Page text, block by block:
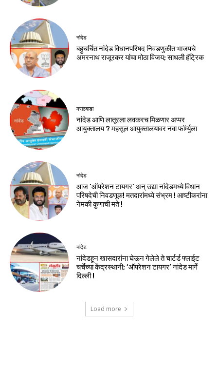
नांदेड
बहुचर्चित नांदेड विधानपरिषद निवडणुकीत भाजपचे
अमरनाथ राजूरकर यांचा मोठा विजय; साधली हॅट्रिक
मराठवाडा
नांदेड आणि लातूरला लवकरच मिळणार अप्पर
आयुक्तालय ? महसूल आयुक्तालयावर नवा फॉर्म्युला
नांदेड
आज ‘ऑपरेशन टायगर’ अन् उद्या नांदेडमध्ये विधान
परिषदेची निवडणूक! मतदारांमध्ये संभ्रम ! आष्टीकरांना
नेमकी कुणाची मते !
नांदेड
नांदेडहून खासदारांना घेऊन गेलेले ते चार्टर्ड फ्लाईट
चर्चेच्या केंद्रस्थानी; ‘ऑपरेशन टायगर’ नांदेड मार्गे
दिल्ली !
Load more